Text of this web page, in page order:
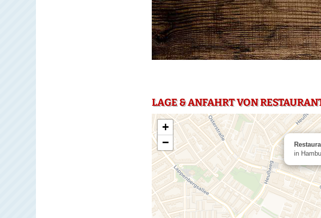
LAGE & ANFAHRT VON
in
+
−